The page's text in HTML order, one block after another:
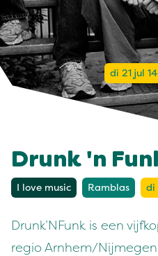
di 21 jul
Drunk 'n
I love music Ramblas di
Drunk’NFunk is een
regio Arnhem/